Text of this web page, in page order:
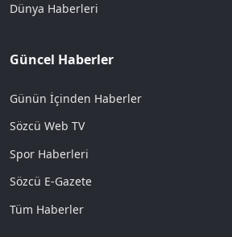
Dünya Haberleri
Güncel Haberler
Günün İçinden Haberler
Sözcü Web TV
Spor Haberleri
Sözcü E-Gazete
Tüm Haberler